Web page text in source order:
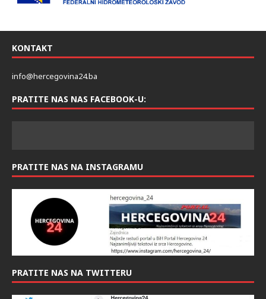
KONTAKT
info@hercegovina24.ba
PRATITE NAS NAS FACEBOOK-U:
PRATITE NAS NA INSTAGRAMU
PRATITE NAS NA TWITTERU